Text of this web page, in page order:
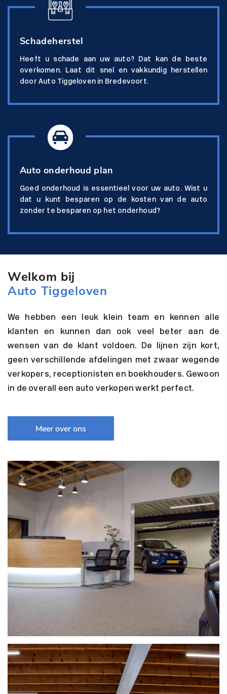
Schadeherstel
Heeft u schade aan uw auto? Dat kan de beste
overkomen. Laat dit snel en vakkundig herstellen
door Auto Tiggeloven in Bredevoort.
Auto onderhoud plan
Goed onderhoud is essentieel voor uw auto. Wist u
dat u kunt besparen op de kosten van de auto
zonder te besparen op het onderhoud?
Welkom bij
Auto Tiggeloven
We hebben een leuk klein team en kennen alle
klanten en kunnen dan ook veel beter aan de
wensen van de klant voldoen. De lijnen zijn kort,
geen verschillende afdelingen met zwaar wegende
verkopers, receptionisten en boekhouders. Gewoon
in de overall een auto verkopen werkt perfect.
Meer over ons